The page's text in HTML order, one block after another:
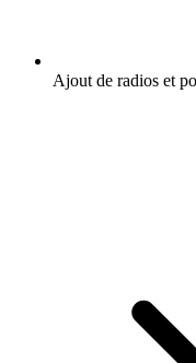
Ajout de radios et